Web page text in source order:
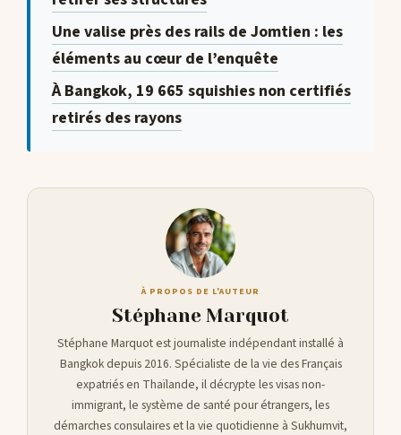
Une valise près des rails de Jomtien : les
éléments au cœur de l’enquête
À Bangkok, 19 665 squishies non certifiés
retirés des rayons
À PROPOS DE L'AUTEUR
Stéphane Marquot
Stéphane Marquot est journaliste indépendant installé à
Bangkok depuis 2016. Spécialiste de la vie des Français
expatriés en Thaïlande, il décrypte les visas non-
immigrant, le système de santé pour étrangers, les
démarches consulaires et la vie quotidienne à Sukhumvit,